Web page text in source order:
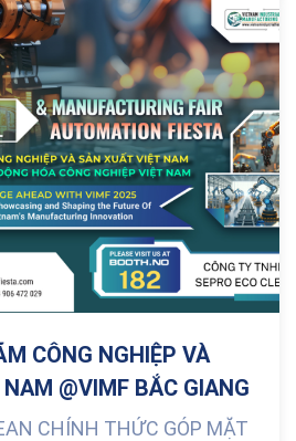
0 Comments
CÔNG NGHIỆP VÀ
@VIMF BẮC GIANG
CHÍNH THỨC GÓP MẶT